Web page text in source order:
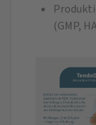
(GMP,